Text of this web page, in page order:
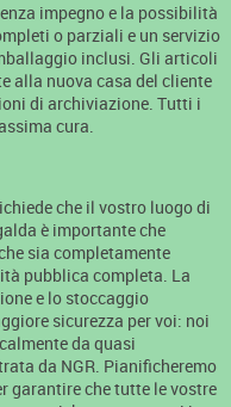
impegno e la possibilità
o parziali e un servizio
inclusi. Gli articoli
alla nuova casa del cliente
di archiviazione. Tutti i
cura.
che il vostro luogo di
è importante che
sia completamente
pubblica completa. La
e lo stoccaggio
sicurezza per voi: noi
da quasi
da NGR. Pianificheremo
garantire che tutte le vostre